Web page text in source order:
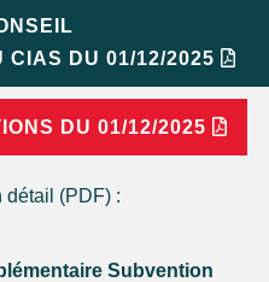
CIAS DU 01/12/2025
DU 01/12/2025
détail (PDF) :
Subvention